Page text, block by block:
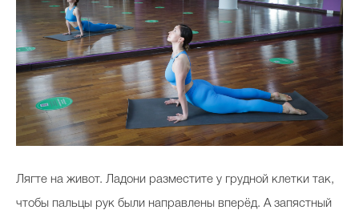
Лягте на живот. Ладони разместите у грудной клетки так,
чтобы пальцы рук были направлены вперёд. А запястный